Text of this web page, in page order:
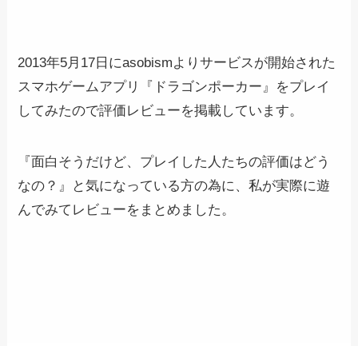
2013年5月17日にasobismよりサービスが開始された
スマホゲームアプリ『ドラゴンポーカー』をプレイ
してみたので評価レビューを掲載しています。
『面白そうだけど、プレイした人たちの評価はどう
なの？』と気になっている方の為に、私が実際に遊
んでみてレビューをまとめました。